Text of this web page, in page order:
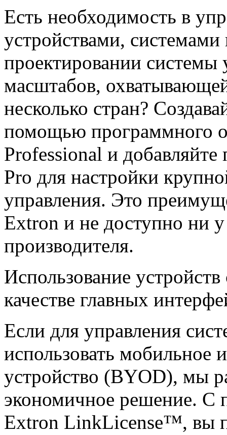
Есть необходимость в
устройствами,
проектировании системы
масштабов,
несколько стран?
помощью программного
Professional и
Pro для настройки
управления. Это
Extron и не доступно ни у
производителя.
Использование
качестве главных
Если для управления
использовать мобильное
устройство (BYOD), мы
экономичное решение. С
Extron LinkLicense™, вы